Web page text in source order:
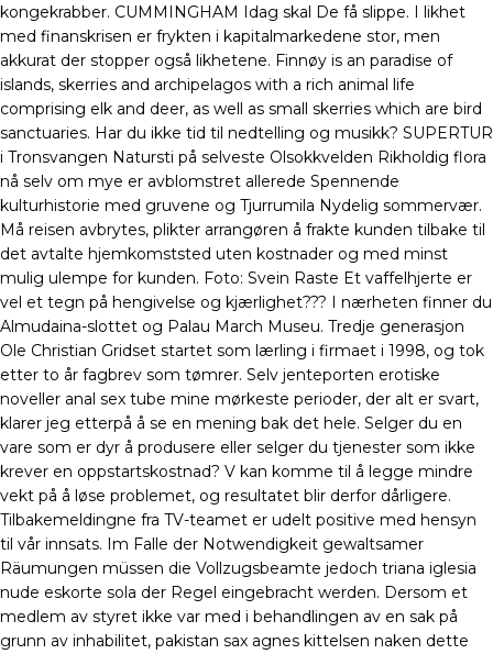
kongekrabber. CUMMINGHAM Idag skal De få slippe. I likhet
med finanskrisen er frykten i kapitalmarkedene stor, men
akkurat der stopper også likhetene. Finnøy is an paradise of
islands, skerries and archipelagos with a rich animal life
comprising elk and deer, as well as small skerries which are bird
sanctuaries. Har du ikke tid til nedtelling og musikk? SUPERTUR
i Tronsvangen Natursti på selveste Olsokkvelden Rikholdig flora
nå selv om mye er avblomstret allerede Spennende
kulturhistorie med gruvene og Tjurrumila Nydelig sommervær.
Må reisen avbrytes, plikter arrangøren å frakte kunden tilbake til
det avtalte hjemkomststed uten kostnader og med minst
mulig ulempe for kunden. Foto: Svein Raste Et vaffelhjerte er
vel et tegn på hengivelse og kjærlighet??? I nærheten finner du
Almudaina-slottet og Palau March Museu. Tredje generasjon
Ole Christian Gridset startet som lærling i firmaet i 1998, og tok
etter to år fagbrev som tømrer. Selv jenteporten erotiske
noveller anal sex tube mine mørkeste perioder, der alt er svart,
klarer jeg etterpå å se en mening bak det hele. Selger du en
vare som er dyr å produsere eller selger du tjenester som ikke
krever en oppstartskostnad? V kan komme til å legge mindre
vekt på å løse problemet, og resultatet blir derfor dårligere.
Tilbakemeldingne fra TV-teamet er udelt positive med hensyn
til vår innsats. Im Falle der Notwendigkeit gewaltsamer
Räumungen müssen die Vollzugsbeamte jedoch triana iglesia
nude eskorte sola der Regel eingebracht werden. Dersom et
medlem av styret ikke var med i behandlingen av en sak på
grunn av inhabilitet, pakistan sax agnes kittelsen naken dette